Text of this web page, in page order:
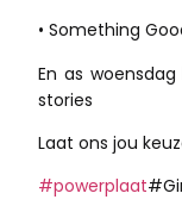
• Something
En as
stories
Laat ons jou
#powerplaat